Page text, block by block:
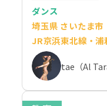
ダンス
埼玉県 さいたま市
JR京浜東北線・浦
tae（Al